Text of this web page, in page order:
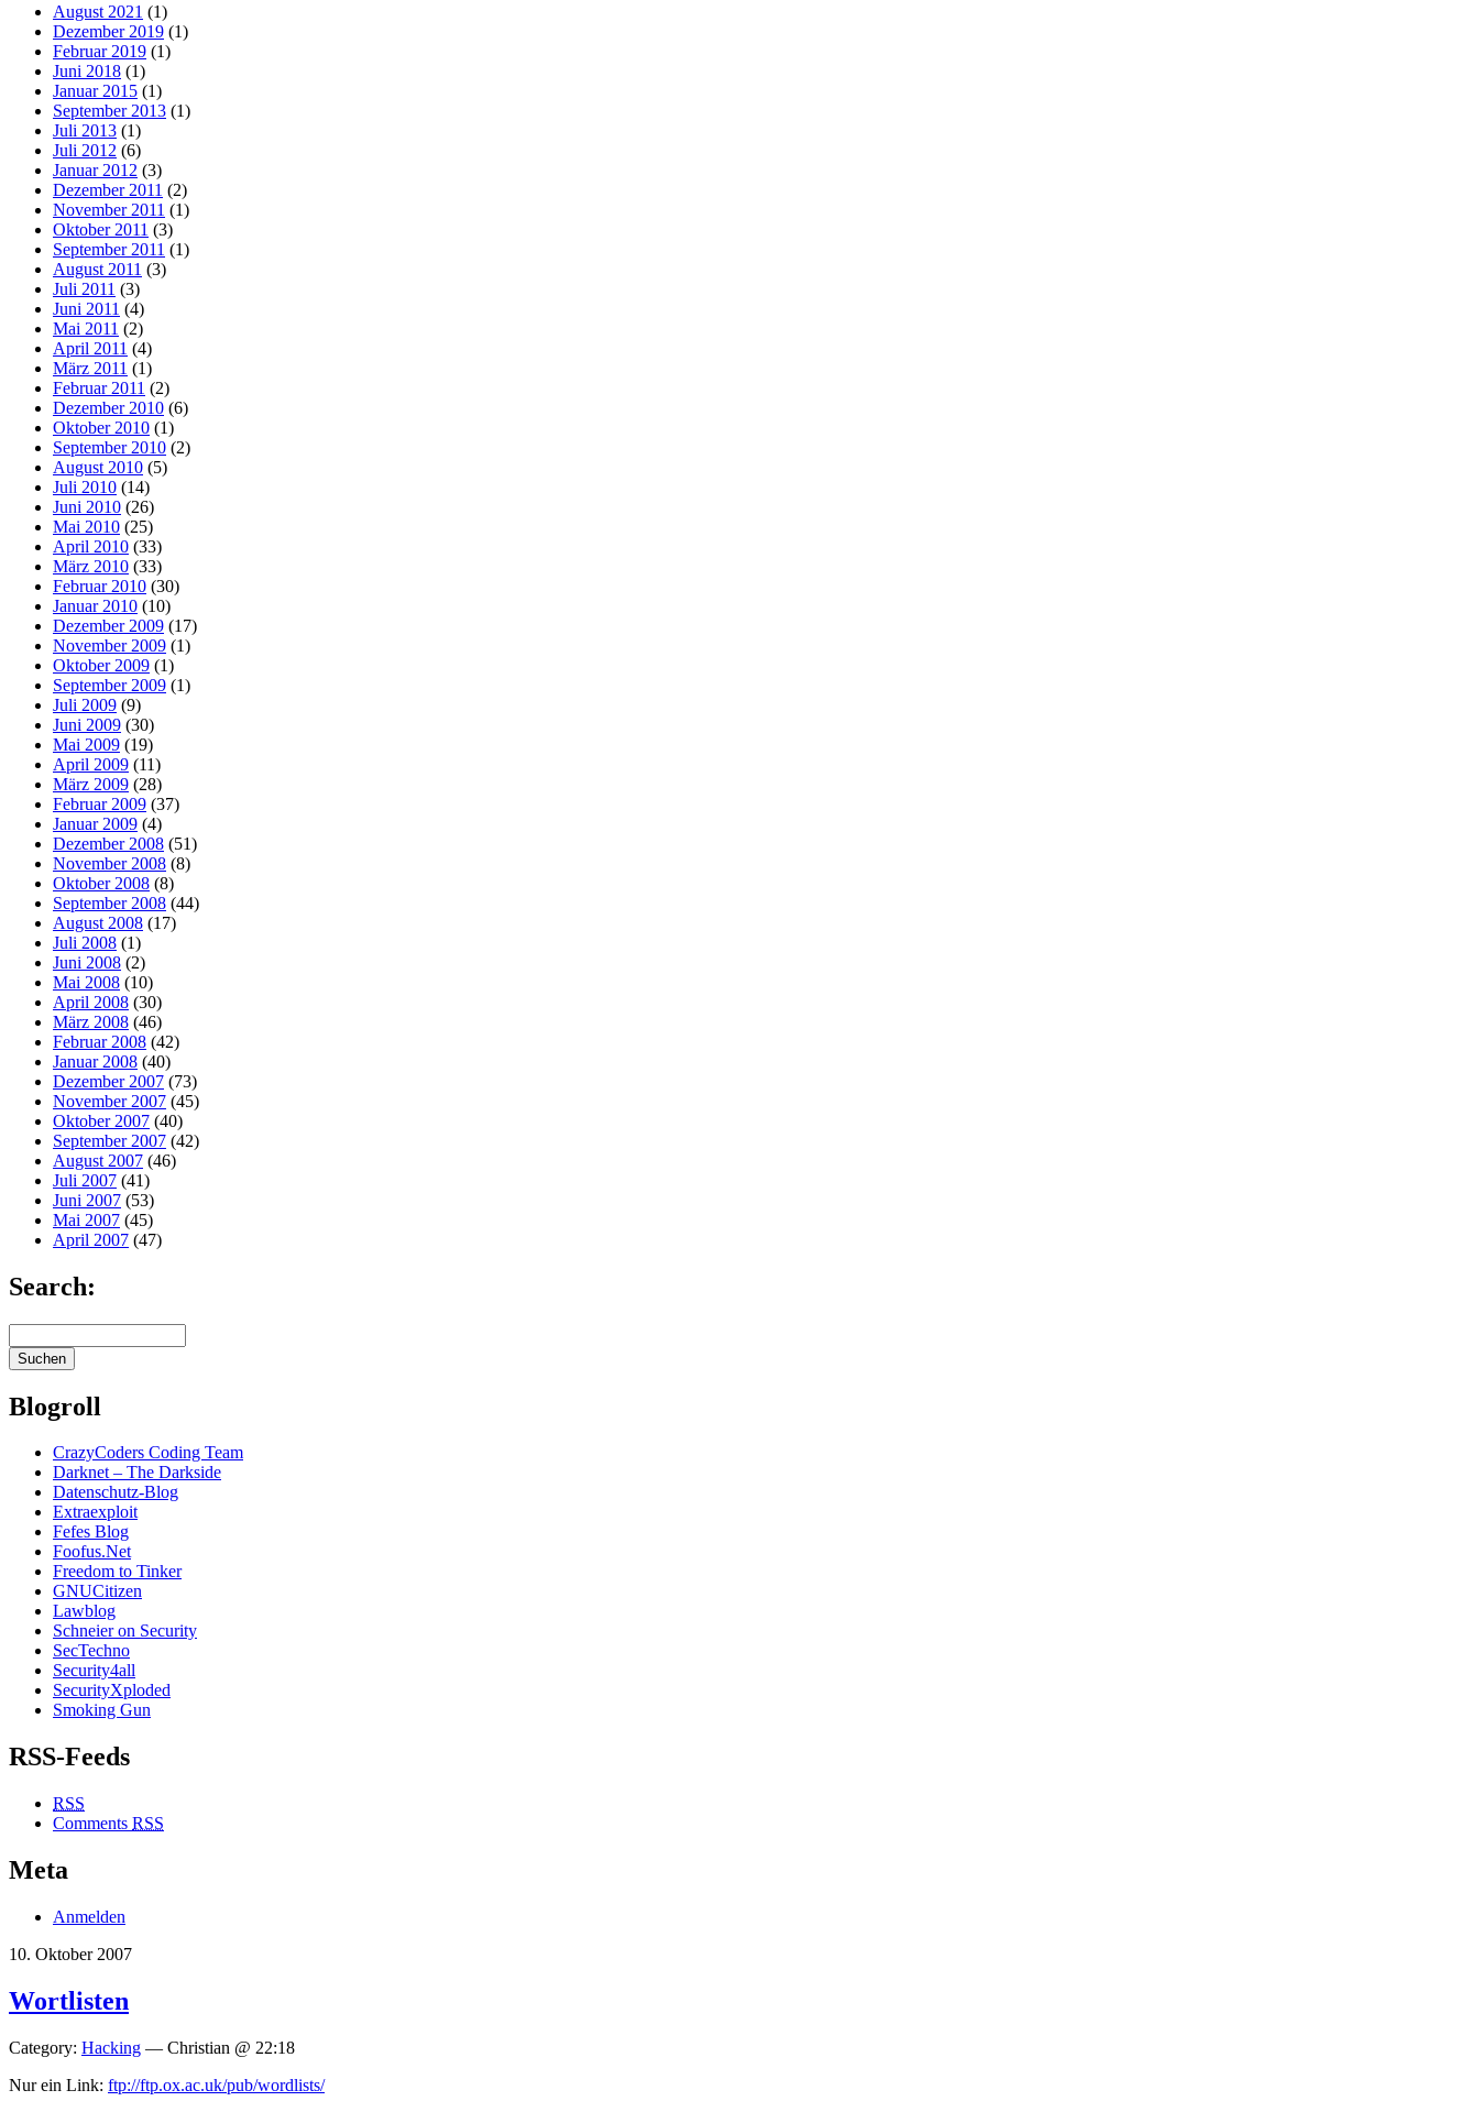
August 2021 (1)
Dezember 2019 (1)
Februar 2019 (1)
Juni 2018 (1)
Januar 2015 (1)
September 2013 (1)
Juli 2013 (1)
Juli 2012 (6)
Januar 2012 (3)
Dezember 2011 (2)
November 2011 (1)
Oktober 2011 (3)
September 2011 (1)
August 2011 (3)
Juli 2011 (3)
Juni 2011 (4)
Mai 2011 (2)
April 2011 (4)
März 2011 (1)
Februar 2011 (2)
Dezember 2010 (6)
Oktober 2010 (1)
September 2010 (2)
August 2010 (5)
Juli 2010 (14)
Juni 2010 (26)
Mai 2010 (25)
April 2010 (33)
März 2010 (33)
Februar 2010 (30)
Januar 2010 (10)
Dezember 2009 (17)
November 2009 (1)
Oktober 2009 (1)
September 2009 (1)
Juli 2009 (9)
Juni 2009 (30)
Mai 2009 (19)
April 2009 (11)
März 2009 (28)
Februar 2009 (37)
Januar 2009 (4)
Dezember 2008 (51)
November 2008 (8)
Oktober 2008 (8)
September 2008 (44)
August 2008 (17)
Juli 2008 (1)
Juni 2008 (2)
Mai 2008 (10)
April 2008 (30)
März 2008 (46)
Februar 2008 (42)
Januar 2008 (40)
Dezember 2007 (73)
November 2007 (45)
Oktober 2007 (40)
September 2007 (42)
August 2007 (46)
Juli 2007 (41)
Juni 2007 (53)
Mai 2007 (45)
April 2007 (47)
Search:
Blogroll
CrazyCoders Coding Team
Darknet – The Darkside
Datenschutz-Blog
Extraexploit
Fefes Blog
Foofus.Net
Freedom to Tinker
GNUCitizen
Lawblog
Schneier on Security
SecTechno
Security4all
SecurityXploded
Smoking Gun
RSS-Feeds
RSS
Comments RSS
Meta
Anmelden
10. Oktober 2007
Wortlisten
Category: Hacking — Christian @ 22:18
Nur ein Link: ftp://ftp.ox.ac.uk/pub/wordlists/